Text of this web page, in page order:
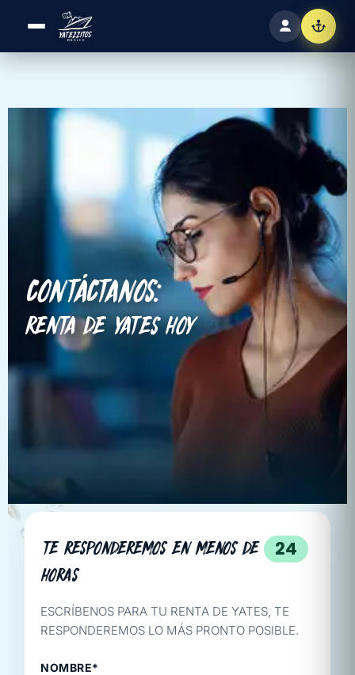
CONTÁCTANOS:
RENTA DE YATES HOY
TE RESPONDEREMOS EN MENOS DE 24
HORAS
ESCRÍBENOS PARA TU RENTA DE YATES, TE
RESPONDEREMOS LO MÁS PRONTO POSIBLE.
NOMBRE*